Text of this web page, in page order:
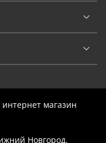
магазин
Новгород,